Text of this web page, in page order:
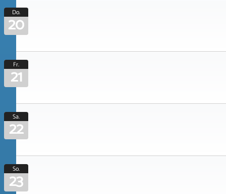
Do.
20
Fr.
21
Sa.
22
So.
23